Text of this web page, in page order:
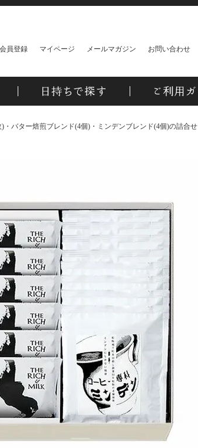
会員登録 マイページ メールマガジン お問い合わせ
・バター焙煎ブレンド(4個)・ミンデンブレンド(4個)の詰合せ